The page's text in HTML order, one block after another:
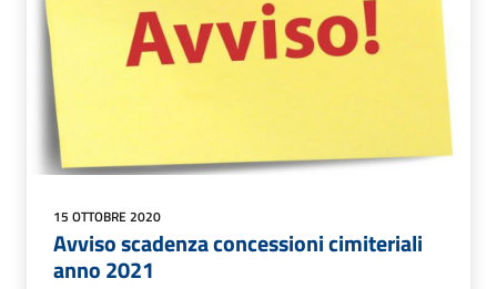
15 OTTOBRE 2020
Avviso scadenza concessioni cimiteriali
anno 2021